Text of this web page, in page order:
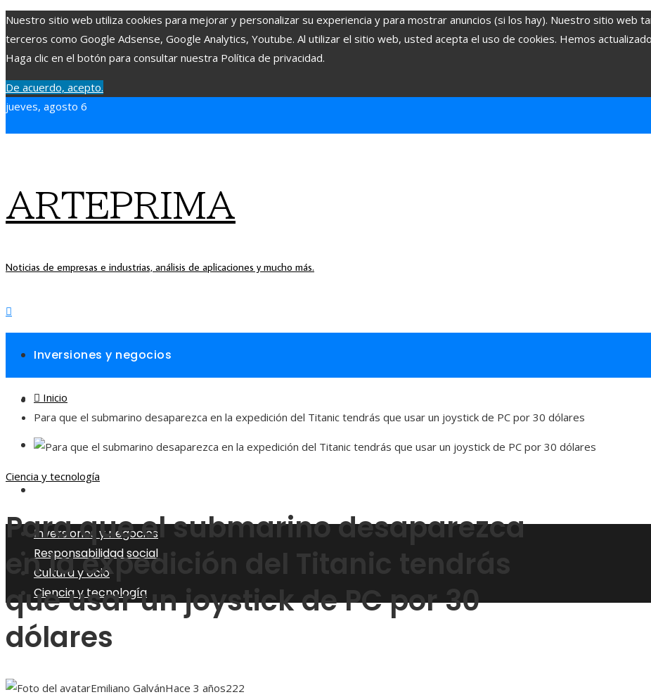
Nuestro sitio web utiliza cookies para mejorar y personalizar su experiencia y para mostrar anuncios (si los hay). Nuestro sitio web
terceros como Google Adsense, Google Analytics, Youtube. Al utilizar el sitio web, usted acepta el uso de cookies. Hemos
Haga clic en el botón para consultar nuestra Política de privacidad.
De acuerdo, acepto.
jueves, agosto 6
ARTEPRIMA
Noticias de empresas e industrias, análisis de aplicaciones y mucho más.
Inversiones y negocios
Responsabilidad social
Cultura y ocio
Inversiones y negocios
Responsabilidad social
Cultura y ocio
Ciencia y tecnología
Inicio
Para que el submarino desaparezca en la expedición del Titanic tendrás que usar un joystick de PC por 30 dólares
Ciencia y tecnología
Para que el submarino desaparezca
en la expedición del Titanic tendrás
que usar un joystick de PC por 30
dólares
Emiliano GalvánHace 3 años222